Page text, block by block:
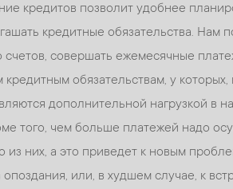
кредитов позволит удобнее
кредитные обязательства. Нам
счетов, совершать ежемесячные
обязательствам, у
дополнительной нагрузкой в
того, чем больше платежей надо
из них, а это приведет к новым
или, в худшем случае, к